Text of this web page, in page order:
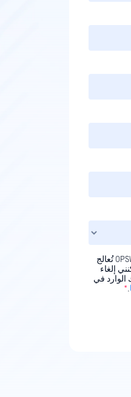
أوافق على تلقي رسائل من OPSWAT، وأدرك أن OPSWAT تُعالج
إلغاء
الوارد في
.
*